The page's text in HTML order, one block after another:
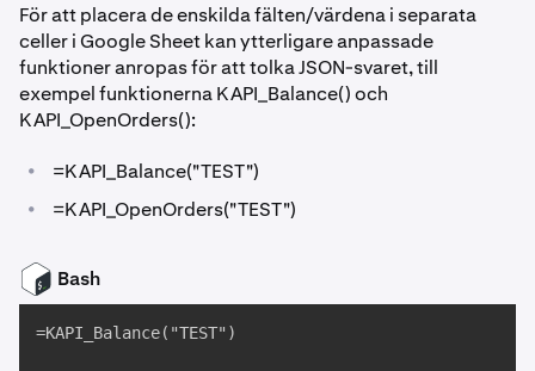
För att placera de enskilda fälten/värdena i separata
celler i Google Sheet kan ytterligare anpassade
funktioner anropas för att tolka JSON-svaret, till
exempel funktionerna KAPI_Balance() och
KAPI_OpenOrders():
• =KAPI_Balance("TEST")
• =KAPI_OpenOrders("TEST")
Bash
=KAPI_Balance("TEST")